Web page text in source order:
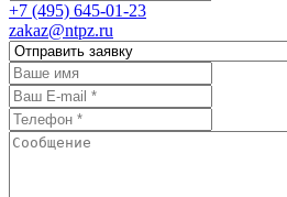
+7 (495) 645-01-23
zakaz@ntpz.ru